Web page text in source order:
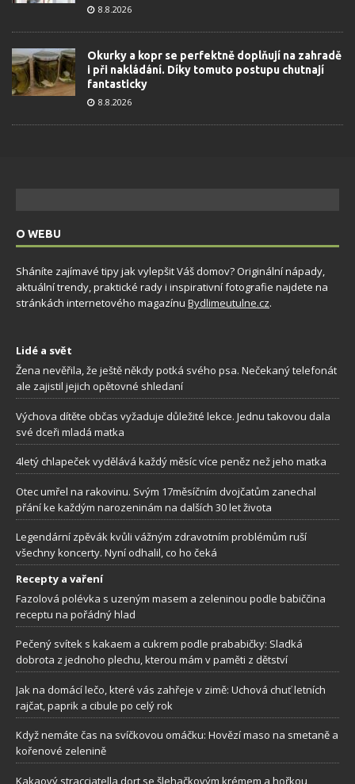
8.8.2026
Okurky a kopr se perfektně doplňují na zahradě
i při nakládání. Díky tomuto postupu chutnají
fantasticky
8.8.2026
O WEBU
Sháníte zajímavé tipy jak vylepšit Váš domov? Originální nápady,
aktuální trendy, praktické rady i inspirativní fotografie najdete na
stránkách internetového magazínu Bydlimeutulne.cz.
Lidé a svět
Žena nevěřila, že ještě někdy potká svého psa. Nečekaný telefonát
ale zajistil jejich opětovné shledaní
Výchova dítěte občas vyžaduje důležité lekce. Jednu takovou dala
své dceři mladá matka
4letý chlapeček vydělává každý měsíc více peněz než jeho matka
Otec umřel na rakovinu. Svým 17měsíčním dvojčatům zanechal
přání ke každým narozeninám na dalších 30 let života
Legendární zpěvák kvůli vážným zdravotním problémům ruší
všechny koncerty. Nyní odhalil, co ho čeká
Recepty a vaření
Fazolová polévka s uzeným masem a zeleninou podle babiččina
receptu na pořádný hlad
Pečený svítek s kakaem a cukrem podle prababičky: Sladká
dobrota z jednoho plechu, kterou mám v paměti z dětství
Jak na domácí lečo, které vás zahřeje v zimě: Uchová chuť letních
rajčat, paprik a cibule po celý rok
Když nemáte čas na svíčkovou omáčku: Hovězí maso na smetaně a
kořenové zelenině
Kakaový stracciatella dort se šlehačkovým krémem a hořkou